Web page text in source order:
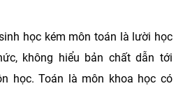
học kém môn toán là lười học
không hiểu bản chất dẫn tới
học. Toán là môn khoa học có